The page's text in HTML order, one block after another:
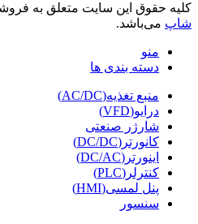
کلیه حقوق این سایت متعلق به
شاپ می‌باشد.
منو
دسته بندی ها
منبع تغذیه(AC/DC)
درایو(VFD)
شارژر صنعتی
کانورتر(DC/DC)
اینورتر(DC/AC)
کنترلر(PLC)
پنل لمسی(HMI)
سنسور